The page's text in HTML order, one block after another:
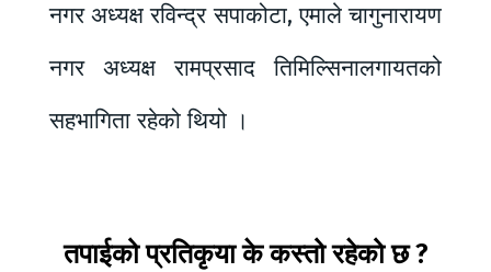
नगर अध्यक्ष रविन्द्र सपाकोटा, एमाले चागुनारायण
नगर अध्यक्ष रामप्रसाद तिमिल्सिनालगायतको
सहभागिता रहेको थियो ।
तपाईको प्रतिकृया के कस्तो रहेको छ ?